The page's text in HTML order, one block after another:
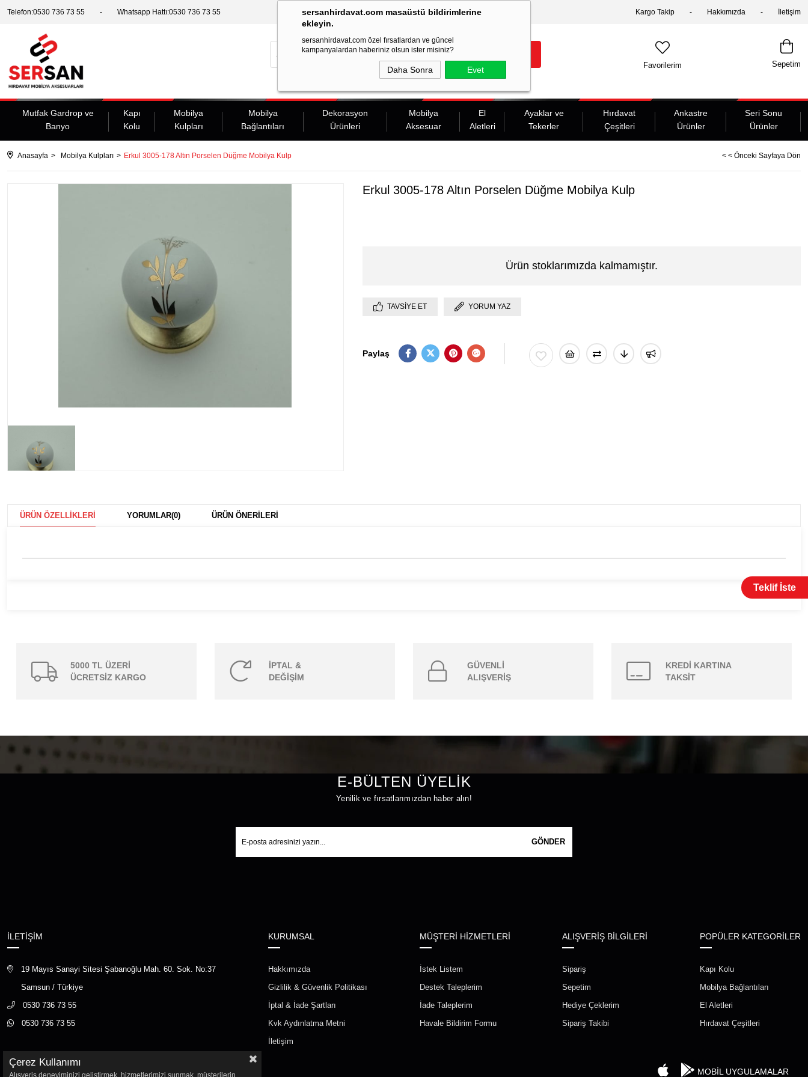
sersanhirdavat.com masaüstü bildirimlerine
ekleyin.
sersanhirdavat.com özel fırsatlardan ve güncel
kampanyalardan haberiniz olsun ister misiniz?
Daha Sonra Evet
Telefon:0530 736 73 55 Whatsapp Hattı:0530 736 73 55 Kargo Takip Hakkımızda İletişim
Teklif İste
Sepetim
Favorilerim
Mutfak Gardrop ve
Banyo
Kapı
Kolu
Mobilya
Kulpları
Mobilya
Bağlantıları
Dekorasyon
Ürünleri
Mobilya
Aksesuar
El
Aletleri
Ayaklar ve
Tekerler
Hırdavat
Çeşitleri
Ankastre
Ürünler
Seri Sonu
Ürünler
Anasayfa Mobilya Kulpları Erkul 3005-178 Altın Porselen Düğme Mobilya Kulp < < Önceki Sayfaya Dön
Erkul 3005-178 Altın Porselen Düğme Mobilya Kulp
Ürün stoklarımızda kalmamıştır.
TAVSIYE ET YORUM YAZ
Paylaş
ÜRÜN ÖZELLIKLERI YORUMLAR(0) ÜRÜN ÖNERILERI
5000 TL ÜZERİ
ÜCRETSİZ KARGO
İPTAL &
DEĞİŞİM
GÜVENLİ
ALIŞVERİŞ
KREDİ KARTINA
TAKSİT
E-BÜLTEN ÜYELİK
Yenilik ve fırsatlarımızdan haber alın!
GÖNDER
İLETİŞİM
19 Mayıs Sanayi Sitesi Şabanoğlu Mah. 60. Sok. No:37
Samsun / Türkiye
0530 736 73 55
0530 736 73 55
KURUMSAL
Hakkımızda
Gizlilik & Güvenlik Politikası
İptal & İade Şartları
Kvk Aydınlatma Metni
İletişim
MÜŞTERİ HİZMETLERİ
İstek Listem
Destek Taleplerim
İade Taleplerim
Havale Bildirim Formu
ALIŞVERİŞ BİLGİLERİ
Sipariş
Sepetim
Hediye Çeklerim
Sipariş Takibi
POPÜLER KATEGORİLER
Kapı Kolu
Mobilya Bağlantıları
El Aletleri
Hırdavat Çeşitleri
MOBİL UYGULAMALAR
Çerez Kullanımı
Alışveriş deneyiminizi geliştirmek, hizmetlerimizi sunmak, müşterilerin